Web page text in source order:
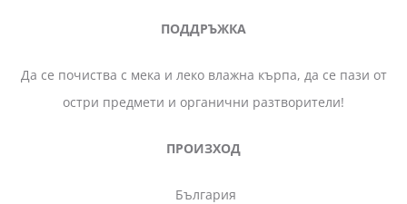
ПОДДРЪЖКА
Да се почиства с мека и леко влажна кърпа, да се пази от
остри предмети и органични разтворители!
ПРОИЗХОД
България